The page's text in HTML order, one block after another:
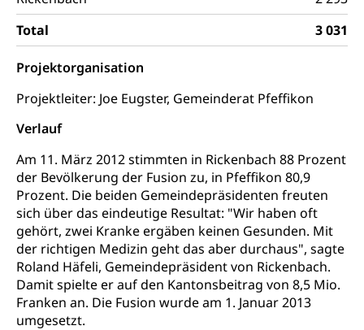
Total
3 031
Projektorganisation
Projektleiter: Joe Eugster, Gemeinderat Pfeffikon
Verlauf
Am 11. März 2012 stimmten in Rickenbach 88 Prozent
der Bevölkerung der Fusion zu, in Pfeffikon 80,9
Prozent. Die beiden Gemeindepräsidenten freuten
sich über das eindeutige Resultat: "Wir haben oft
gehört, zwei Kranke ergäben keinen Gesunden. Mit
der richtigen Medizin geht das aber durchaus", sagte
Roland Häfeli, Gemeindepräsident von Rickenbach.
Damit spielte er auf den Kantonsbeitrag von 8,5 Mio.
Franken an. Die Fusion wurde am 1. Januar 2013
umgesetzt.
Wirtschaftsmittelschule
Sonderschulung
Schulferien
Schuldienste
Betreuungsangebote
Schulliste
Heilpädagogische Schulen
Freiwilliger Schulsport
Studienbeiträge Höhere Berufsbildung
Finanzielle Unterstützung Pädagogische
Hochschule PHLU
universitäre Ausbildung, akademische Ausbildung,
Hochschulbildung, Hochschule, universitäre
Hochschule, Bachelor, Master, Doktorat,
Dienstleistungen, Hochschule Luzern,
Pädagogische Hochschule Luzern, PH Luzern, UniLU,
Hochschulen)
swissuniversities
Universität Luzern
Fachstelle Hochschulbildung
Vorschule
Kindergarten, Kinderkrippe, Krippe, Kinderhort,
Kindertagesstätte, Spielgruppe, Tagesmutter,
Freiwilliges Kindergarten Jahr
Kinderbetreuung
Freiwilliges Kindergarten Jahr
Frühe Sprachförderung
Gesundheit und Soziales